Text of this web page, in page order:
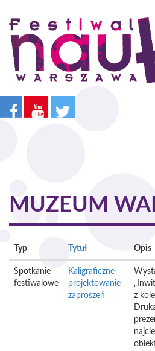
Przejdź
treści
MUZEUM
Typ Tytuł Opis
Spotkanie
festiwalowe
Kaligraficzne
projektowanie
zaproszeń
z